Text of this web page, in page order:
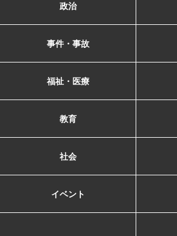
政治
事件・事故
福祉・医療
教育
社会
イベント